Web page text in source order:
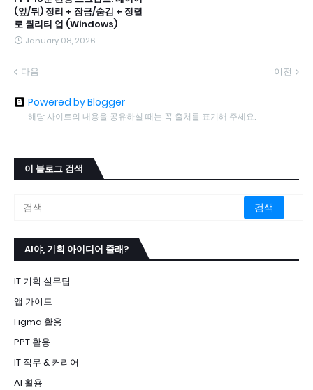
(앞/뒤) 정리 + 잠금/숨김 + 정렬
로 퀄리티 업 (Windows)
January 08, 2026
다음 이전
Powered by Blogger
해당 사이트의 내용을 공유하실 때는 꼭 출처를 표기해 주세요.
이 블로그 검색
AI야, 기획 아이디어 줄래?
IT 기획 실무팁
앱 가이드
Figma 활용
PPT 활용
IT 직무 & 커리어
AI 활용